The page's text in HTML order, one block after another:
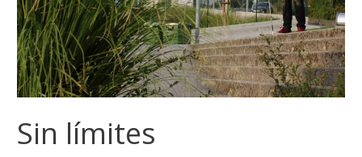
Sin límites